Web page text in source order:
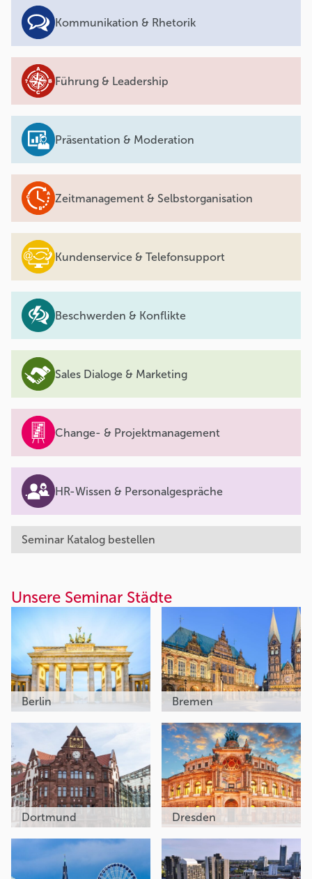
Kommunikation & Rhetorik
Führung & Leadership
Präsentation & Moderation
Zeitmanagement & Selbstorganisation
Kundenservice & Telefonsupport
Beschwerden & Konflikte
Sales Dialoge & Marketing
Change- & Projektmanagement
HR-Wissen & Personalgespräche
Seminar Katalog bestellen
Unsere Seminar Städte
Berlin Bremen
Dortmund Dresden